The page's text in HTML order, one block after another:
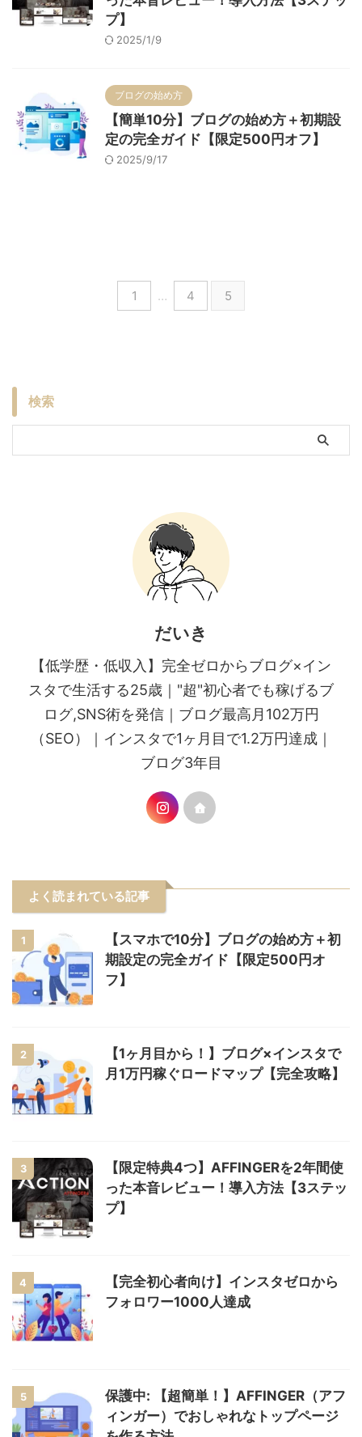
プ】
2025/1/9
ブログの始め方
【簡単10分】ブログの始め方＋初期設
定の完全ガイド【限定500円オフ】
2025/9/17
1 … 4 5
検索
だいき
【低学歴・低収入】完全ゼロからブログ×イン
スタで生活する25歳｜"超"初心者でも稼げるブ
ログ,SNS術を発信｜ブログ最高月102万円
（SEO）｜インスタで1ヶ月目で1.2万円達成｜
ブログ3年目
よく読まれている記事
1
【スマホで10分】ブログの始め方＋初
期設定の完全ガイド【限定500円オ
フ】
2
【1ヶ月目から！】ブログ×インスタで
月1万円稼ぐロードマップ【完全攻略】
3
【限定特典4つ】AFFINGERを2年間使
った本音レビュー！導入方法【3ステッ
プ】
4
【完全初心者向け】インスタゼロから
フォロワー1000人達成
5
保護中: 【超簡単！】AFFINGER（アフ
ィンガー）でおしゃれなトップページ